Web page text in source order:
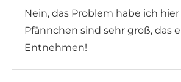
Nein, das Problem habe ich
Pfännchen sind sehr groß, das
Entnehmen!